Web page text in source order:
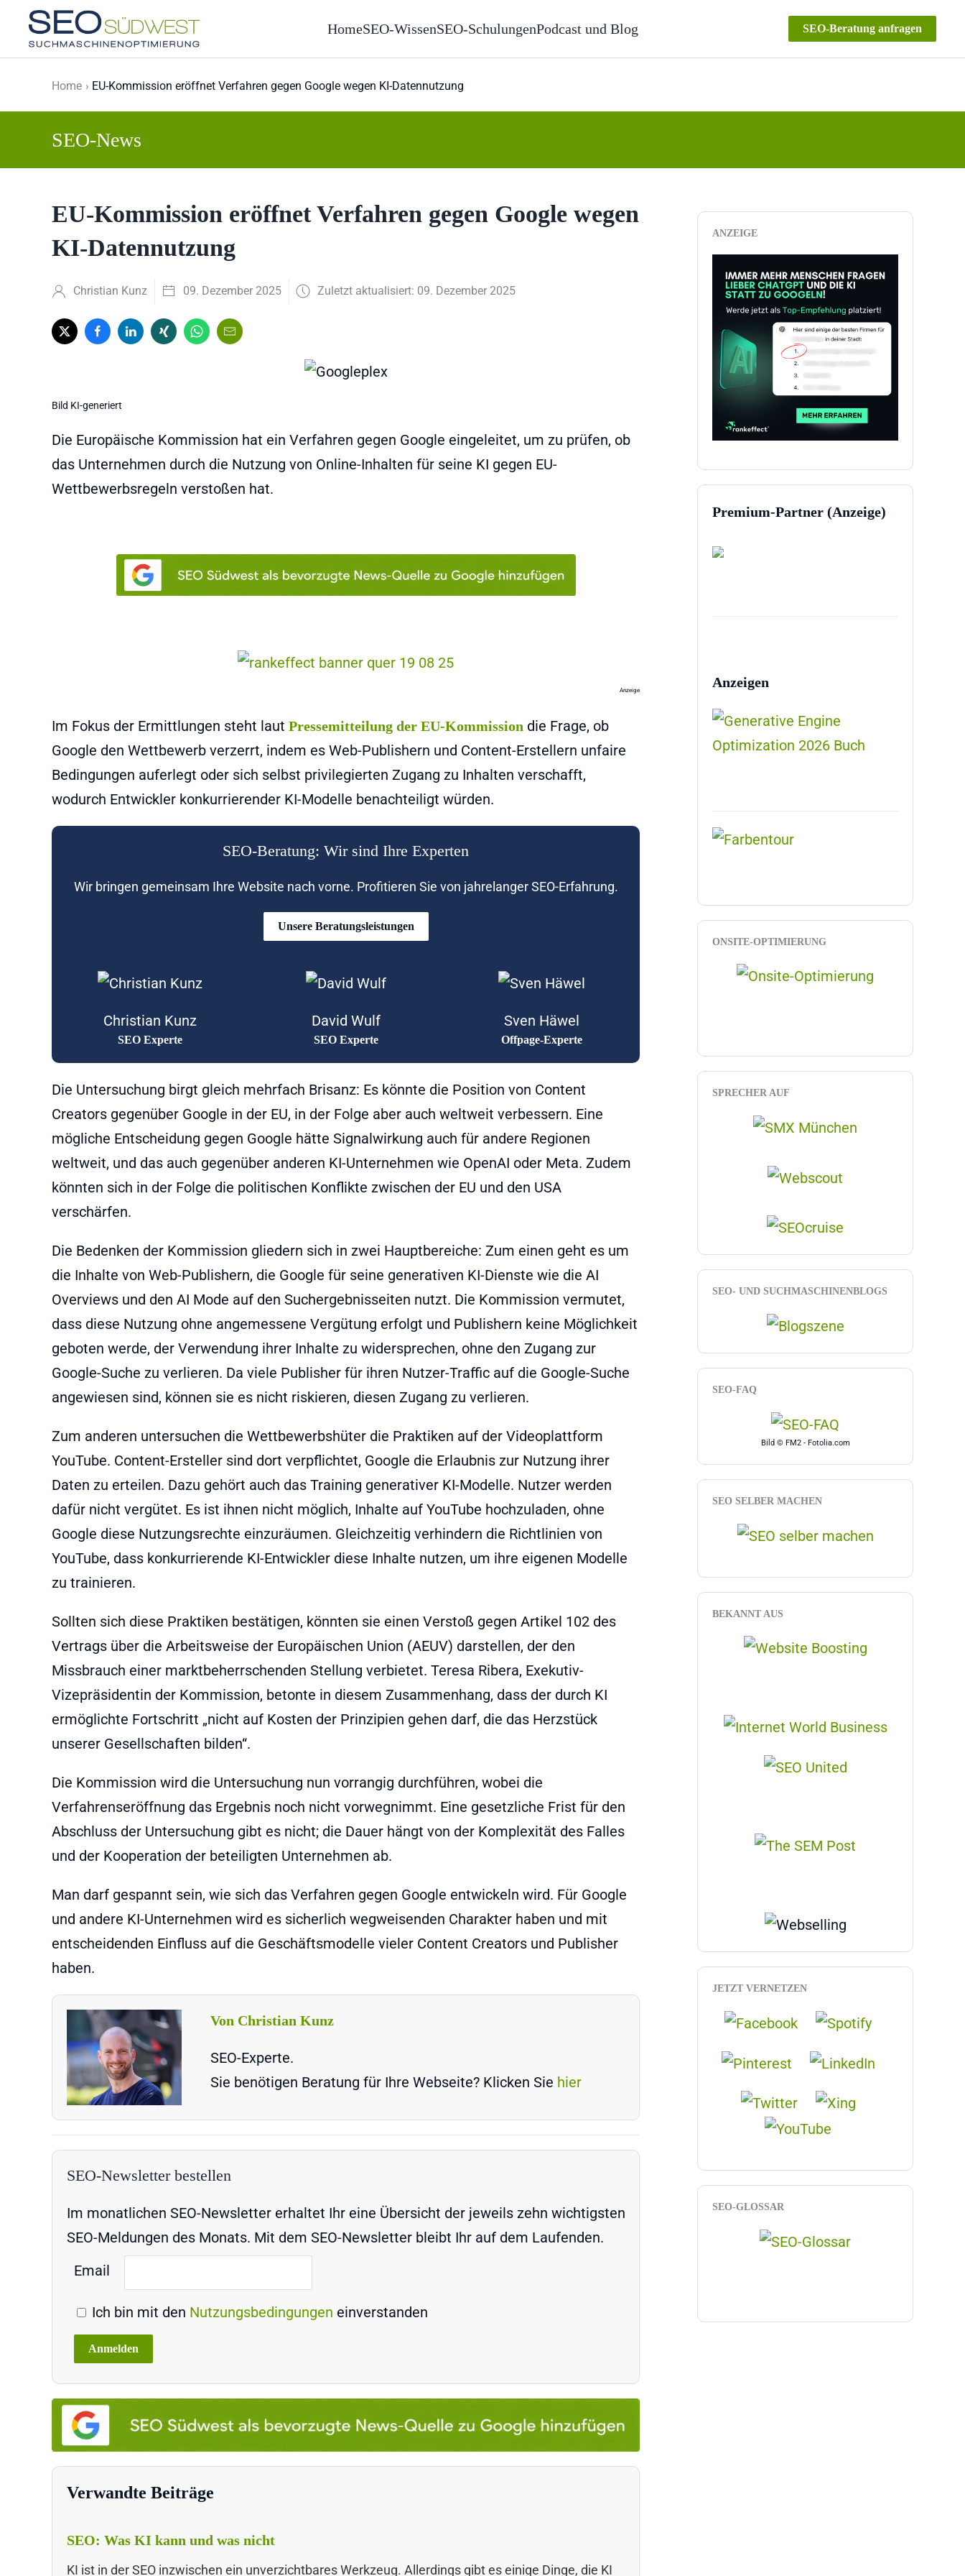
Skip to main content
HomeSEO-WissenSEO-SchulungenPodcast und Blog SEO-Beratung anfragen
Home EU-Kommission eröffnet Verfahren gegen Google wegen KI-Datennutzung
SEO-News
EU-Kommission eröffnet Verfahren gegen Google wegen
KI-Datennutzung
Christian Kunz 09. Dezember 2025 Zuletzt aktualisiert: 09. Dezember 2025
Bild KI-generiert
Die Europäische Kommission hat ein Verfahren gegen Google eingeleitet, um zu prüfen, ob
das Unternehmen durch die Nutzung von Online-Inhalten für seine KI gegen EU-
Wettbewerbsregeln verstoßen hat.
Anzeige
Im Fokus der Ermittlungen steht laut Pressemitteilung der EU-Kommission die Frage, ob
Google den Wettbewerb verzerrt, indem es Web-Publishern und Content-Erstellern unfaire
Bedingungen auferlegt oder sich selbst privilegierten Zugang zu Inhalten verschafft,
wodurch Entwickler konkurrierender KI-Modelle benachteiligt würden.
SEO-Beratung: Wir sind Ihre Experten
Wir bringen gemeinsam Ihre Website nach vorne. Profitieren Sie von jahrelanger SEO-Erfahrung.
Unsere Beratungsleistungen
Christian Kunz
SEO Experte
David Wulf
SEO Experte
Sven Häwel
Offpage-Experte
Die Untersuchung birgt gleich mehrfach Brisanz: Es könnte die Position von Content
Creators gegenüber Google in der EU, in der Folge aber auch weltweit verbessern. Eine
mögliche Entscheidung gegen Google hätte Signalwirkung auch für andere Regionen
weltweit, und das auch gegenüber anderen KI-Unternehmen wie OpenAI oder Meta. Zudem
könnten sich in der Folge die politischen Konflikte zwischen der EU und den USA
verschärfen.
Die Bedenken der Kommission gliedern sich in zwei Hauptbereiche: Zum einen geht es um
die Inhalte von Web-Publishern, die Google für seine generativen KI-Dienste wie die AI
Overviews und den AI Mode auf den Suchergebnisseiten nutzt. Die Kommission vermutet,
dass diese Nutzung ohne angemessene Vergütung erfolgt und Publishern keine Möglichkeit
geboten werde, der Verwendung ihrer Inhalte zu widersprechen, ohne den Zugang zur
Google-Suche zu verlieren. Da viele Publisher für ihren Nutzer-Traffic auf die Google-Suche
angewiesen sind, können sie es nicht riskieren, diesen Zugang zu verlieren.
Zum anderen untersuchen die Wettbewerbshüter die Praktiken auf der Videoplattform
YouTube. Content-Ersteller sind dort verpflichtet, Google die Erlaubnis zur Nutzung ihrer
Daten zu erteilen. Dazu gehört auch das Training generativer KI-Modelle. Nutzer werden
dafür nicht vergütet. Es ist ihnen nicht möglich, Inhalte auf YouTube hochzuladen, ohne
Google diese Nutzungsrechte einzuräumen. Gleichzeitig verhindern die Richtlinien von
YouTube, dass konkurrierende KI-Entwickler diese Inhalte nutzen, um ihre eigenen Modelle
zu trainieren.
Sollten sich diese Praktiken bestätigen, könnten sie einen Verstoß gegen Artikel 102 des
Vertrags über die Arbeitsweise der Europäischen Union (AEUV) darstellen, der den
Missbrauch einer marktbeherrschenden Stellung verbietet. Teresa Ribera, Exekutiv-
Vizepräsidentin der Kommission, betonte in diesem Zusammenhang, dass der durch KI
ermöglichte Fortschritt „nicht auf Kosten der Prinzipien gehen darf, die das Herzstück
unserer Gesellschaften bilden“.
Die Kommission wird die Untersuchung nun vorrangig durchführen, wobei die
Verfahrenseröffnung das Ergebnis noch nicht vorwegnimmt. Eine gesetzliche Frist für den
Abschluss der Untersuchung gibt es nicht; die Dauer hängt von der Komplexität des Falles
und der Kooperation der beteiligten Unternehmen ab.
Man darf gespannt sein, wie sich das Verfahren gegen Google entwickeln wird. Für Google
und andere KI-Unternehmen wird es sicherlich wegweisenden Charakter haben und mit
entscheidenden Einfluss auf die Geschäftsmodelle vieler Content Creators und Publisher
haben.
Von Christian Kunz
SEO-Experte.
Sie benötigen Beratung für Ihre Webseite? Klicken Sie hier
SEO-Newsletter bestellen
Im monatlichen SEO-Newsletter erhaltet Ihr eine Übersicht der jeweils zehn wichtigsten
SEO-Meldungen des Monats. Mit dem SEO-Newsletter bleibt Ihr auf dem Laufenden.
Email
Ich bin mit den Nutzungsbedingungen einverstanden
Verwandte Beiträge
SEO: Was KI kann und was nicht
KI ist in der SEO inzwischen ein unverzichtbares Werkzeug. Allerdings gibt es einige Dinge, die KI
ANZEIGE
Premium-Partner (Anzeige)
Anzeigen
ONSITE-OPTIMIERUNG
SPRECHER AUF
SEO- UND SUCHMASCHINENBLOGS
SEO-FAQ
Bild © FM2 - Fotolia.com
SEO SELBER MACHEN
BEKANNT AUS
JETZT VERNETZEN
SEO-GLOSSAR